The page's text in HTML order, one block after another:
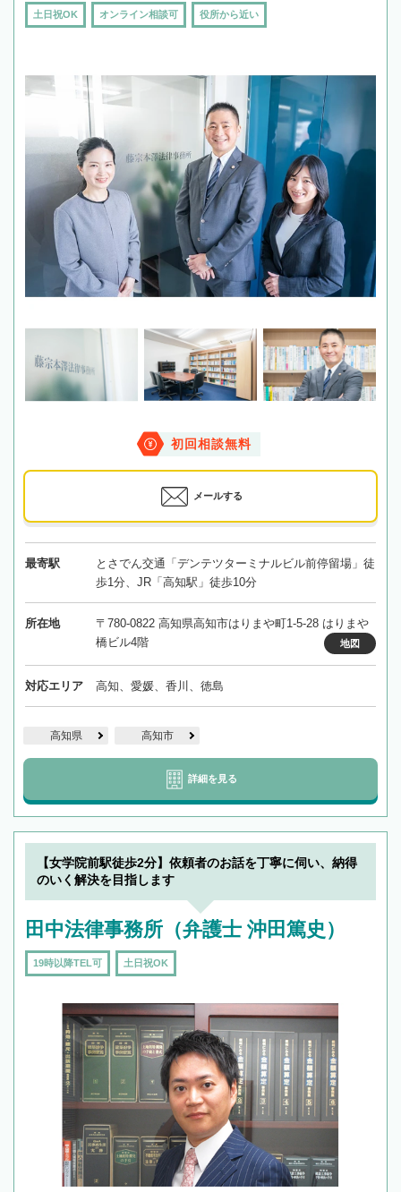
土日祝OK オンライン相談可 役所から近い
初回相談無料
メールする
最寄駅
とさでん交通「デンテツターミナルビル前停留場」徒
歩1分、JR「高知駅」徒歩10分
所在地
〒780-0822 高知県高知市はりまや町1-5-28 はりまや
橋ビル4階
地図
対応エリア 高知、愛媛、香川、徳島
高知県 高知市
詳細を見る
【女学院前駅徒歩2分】依頼者のお話を丁寧に伺い、納得
のいく解決を目指します
田中法律事務所（弁護士 沖田篤史）
19時以降TEL可 土日祝OK